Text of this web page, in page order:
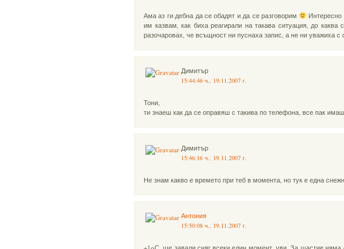
Ама аз ги дебна да се обадят и да се разговорим
им казвам, как биха реагирали на такава ситуация, до
разочаровах, че всъщност ни пуснаха запис, а не ни уважиха с
Димитър
15:44:46 ч., 19.11.2007 г.
Тони,
ти знаеш как да се оправяш с такива по телефона, все пак
Димитър
15:46:16 ч., 19.11.2007 г.
Не знам какво е времето при теб в момента, но тук е една
Антония
15:50:08 ч., 19.11.2007 г.